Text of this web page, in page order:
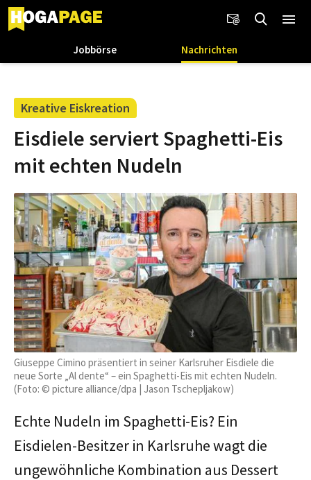
Jobbörse Nachrichten
Kreative Eiskreation
Eisdiele serviert Spaghetti-Eis
mit echten Nudeln
Giuseppe Cimino präsentiert in seiner Karlsruher Eisdiele die
neue Sorte „Al dente“ – ein Spaghetti-Eis mit echten Nudeln.
(Foto: © picture alliance/dpa | Jason Tschepljakow)
Echte Nudeln im Spaghetti-Eis? Ein
Eisdielen-Besitzer in Karlsruhe wagt die
ungewöhnliche Kombination aus Dessert